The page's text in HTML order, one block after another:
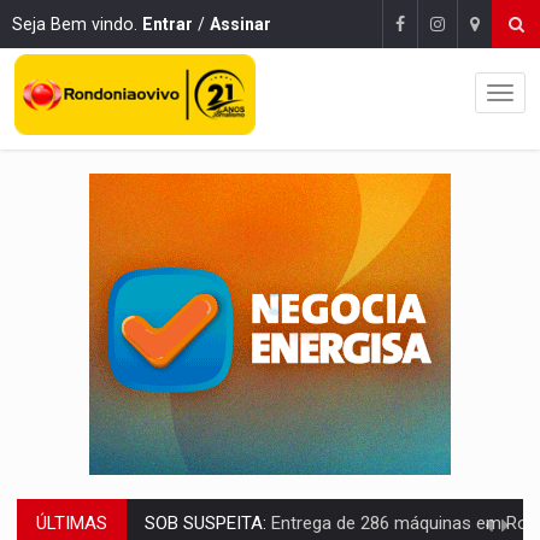
Seja Bem vindo. Entrar / Assinar
ÚLTIMAS ARTIGO:Reter até 50% no distrato imobiliário é legal, mas não pode